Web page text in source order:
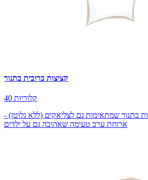
קציצות כרובית בתנור
40 קלוריות
בתנור שמתאימות גם לצליאקים (ללא גלוטן) -
ארוחת ערב טעימה שאהובה גם על ילדים